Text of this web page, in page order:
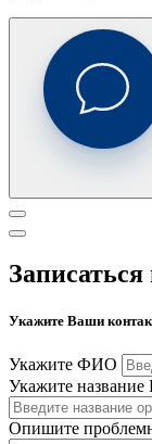
Укажите Ваши
Укажите ФИО
Укажите
Опишите